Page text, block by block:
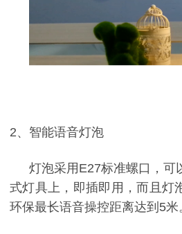
2、智能语音灯泡
灯泡采用 E27标准螺口，可
式灯具上，即插即用，而且灯
环保最长语音操控距离达到 5米